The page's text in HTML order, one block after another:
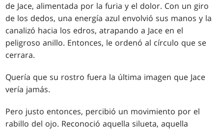
de Jace, alimentada por la furia y el dolor. Con un giro
de los dedos, una energía azul envolvió sus manos y la
canalizó hacia los edros, atrapando a Jace en el
peligroso anillo. Entonces, le ordenó al círculo que se
cerrara.
Quería que su rostro fuera la última imagen que Jace
vería jamás.
Pero justo entonces, percibió un movimiento por el
rabillo del ojo. Reconoció aquella silueta, aquella